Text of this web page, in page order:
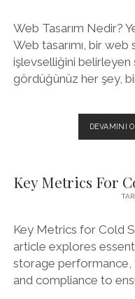
Web Tasarım Nedir?
Web tasarımı, bir
işlevselliğini
gördüğünüz her şey,
DEVAMINI
Key Metrics For
Key Metrics for Cold
article explores
storage performance,
and compliance to